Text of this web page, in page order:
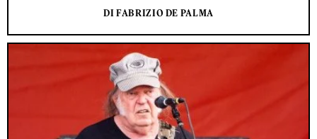
DI FABRIZIO DE PALMA